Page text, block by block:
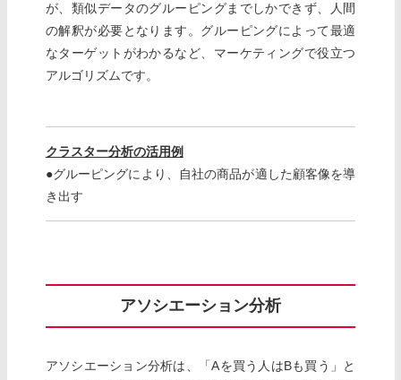
が、類似データのグルーピングまでしかできず、人間
の解釈が必要となります。グルーピングによって最適
なターゲットがわかるなど、マーケティングで役立つ
アルゴリズムです。
クラスター分析の活用例
●グルーピングにより、自社の商品が適した顧客像を導
き出す
アソシエーション分析
アソシエーション分析は、「Aを買う人はBも買う」と